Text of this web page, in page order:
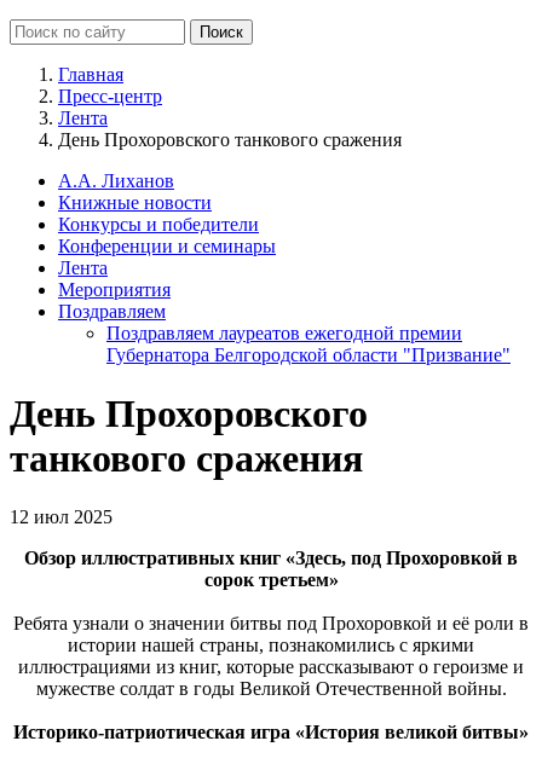
Главная
Пресс-центр
Лента
День Прохоровского танкового сражения
А.А. Лиханов
Книжные новости
Конкурсы и победители
Конференции и семинары
Лента
Мероприятия
Поздравляем
Поздравляем лауреатов ежегодной премии
Губернатора Белгородской области "Призвание"
День Прохоровского
танкового сражения
12 июл 2025
Обзор иллюстративных книг «Здесь, под Прохоровкой в
сорок третьем»
Ребята узнали о значении битвы под Прохоровкой и её роли в
истории нашей страны, познакомились с яркими
иллюстрациями из книг, которые рассказывают о героизме и
мужестве солдат в годы Великой Отечественной войны.
Историко-патриотическая игра «История великой битвы»